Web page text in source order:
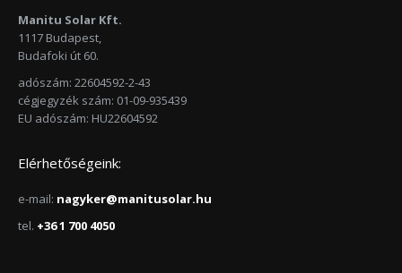
Manitu Solar Kft.
1117 Budapest,
Budafoki út 60.
adószám: 22604592-2-43
cégjegyzék szám: 01-09-935439
EU adószám: HU22604592
Elérhetőségeink:
e-mail: nagyker@manitusolar.hu
tel. +36 1 700 4050